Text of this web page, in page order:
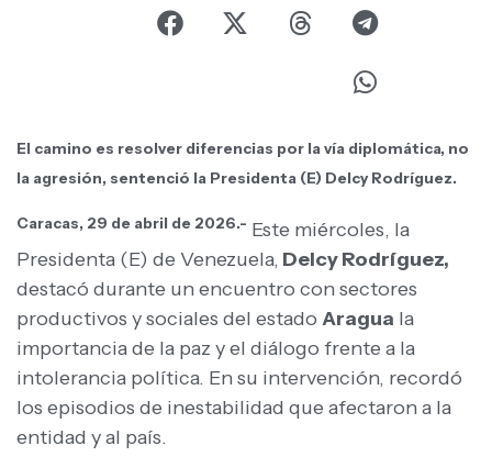
El camino es resolver diferencias por la vía diplomática, no
la agresión, sentenció la Presidenta (E) Delcy Rodríguez.
Caracas, 29 de abril de 2026.- Este miércoles, la
Presidenta (E) de Venezuela, Delcy Rodríguez,
destacó durante un encuentro con sectores
productivos y sociales del estado Aragua la
importancia de la paz y el diálogo frente a la
intolerancia política. En su intervención, recordó
los episodios de inestabilidad que afectaron a la
entidad y al país.